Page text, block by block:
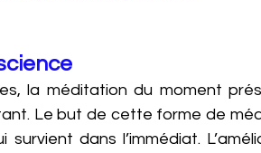
la méditation du moment
Le but de cette forme de
dans l’immédiat.